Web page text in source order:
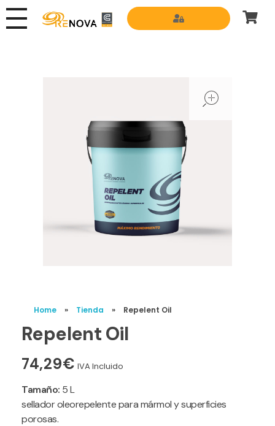
Home » Tienda » Repelent Oil
Repelent Oil
74,29€ IVA Incluido
Tamaño: 5 L
sellador oleorepelente para mármol y superficies
porosas.